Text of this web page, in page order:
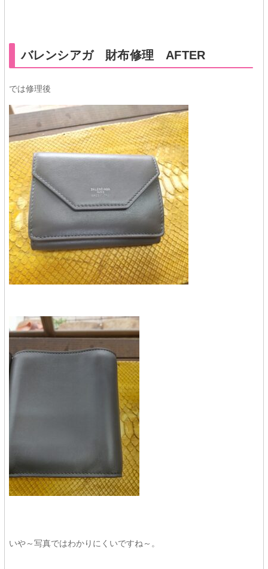
バレンシアガ 財布修理 AFTER
では修理後
いや～写真ではわかりにくいですね～。